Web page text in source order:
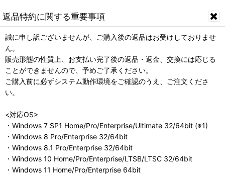
返品特約に関する重要事項
誠に申し訳ございませんが、ご購入後の返品はお受けしておりませ
ん。
販売形態の性質上、お支払い完了後の返品・返金、交換には応じる
ことができませんので、予めご了承ください。
ご購入前に必ずシステム動作環境をご確認のうえ、ご注文くださ
い。
<対応OS>
・Windows 7 SP1 Home/Pro/Enterprise/Ultimate 32/64bit (※1)
・Windows 8 Pro/Enterprise 32/64bit
・Windows 8.1 Pro/Enterprise 32/64bit
・Windows 10 Home/Pro/Enterprise/LTSB/LTSC 32/64bit
・Windows 11 Home/Pro/Enterprise 64bit